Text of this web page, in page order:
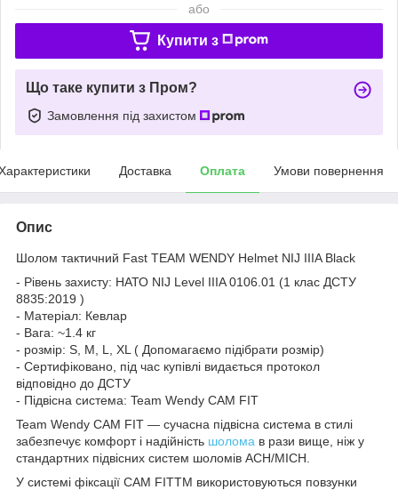
або
Купити з
Що таке купити з Пром?
Замовлення під захистом
Доставка Оплата Умови повернення
Опис
Шолом тактичний Fast TEAM WENDY Helmet NIJ IIIA Black
- Рівень захисту: НАТО NIJ Level IIIA 0106.01 (1 клас ДСТУ
8835:2019 )
- Матеріал: Кевлар
- Вага: ~1.4 кг
- розмір: S, M, L, XL ( Допомагаємо підібрати розмір)
- Сертифіковано, під час купівлі видається протокол
відповідно до ДСТУ
- Підвісна система: Team Wendy CAM FIT
Team Wendy CAM FIT — сучасна підвісна система в стилі
забезпечує комфорт і надійність шолома в рази вище, ніж у
стандартних підвісних систем шоломів ACH/MICH.
У системі фіксації CAM FITTM використовуються повзунки